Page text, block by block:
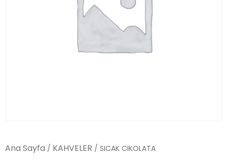
Ana Sayfa / KAHVELER / SICAK CIKOLATA